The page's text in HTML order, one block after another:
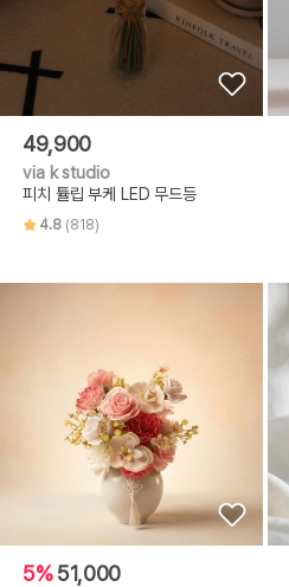
49,900
via k studio
피치 튤립 부케 LED 무드등
4.8 (818)
5% 51,000